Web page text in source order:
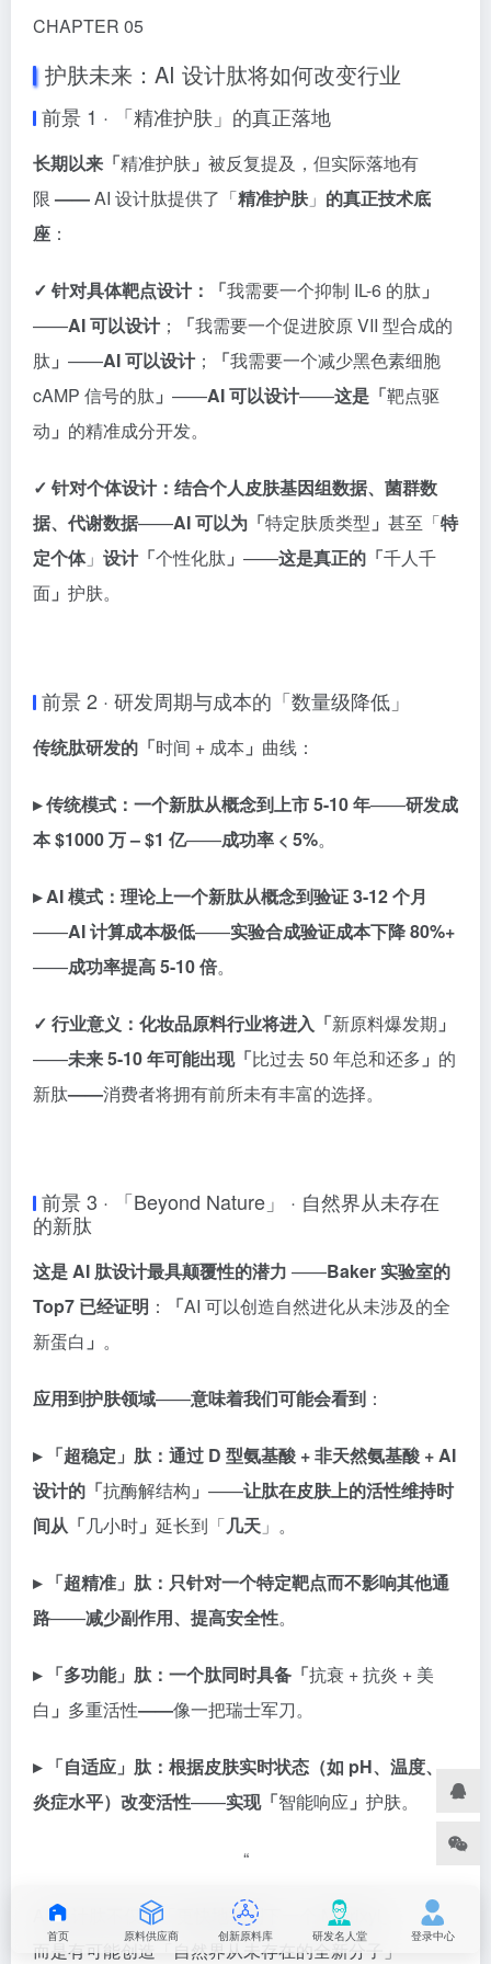
CHAPTER 05
护肤未来：AI 设计肽将如何改变行业
前景 1 · 「精准护肤」的真正落地
长期以来「精准护肤 」 被反复提及，但实际落地有
限 ——AI 设计肽提供了「精准护肤 」 的真正技术底
座 ：
✓ 针对具体靶点设计： 「我需要一个抑制 IL-6 的肽 」
——AI 可以设计； 「我需要一个促进胶原 VII 型合成的
肽 」 ——AI 可以设计； 「我需要一个减少黑色素细胞
cAMP 信号的肽 」 ——AI 可以设计——这是「靶点驱
动 」 的精准成分开发。
✓ 针对个体设计： 结合个人皮肤基因组数据、菌群数
据、代谢数据——AI 可以为「特定肤质类型 」 甚至「特
定个体」 设计「个性化肽 」 ——这是真正的「千人千
面 」 护肤。
前景 2 · 研发周期与成本的「数量级降低」
传统肽研发的「时间 + 成本 」 曲线：
▸ 传统模式： 一个新肽从概念到上市 5-10 年——研发成
本 $1000 万 – $1 亿——成功率 < 5%。
▸ AI 模式： 理论上一个新肽从概念到验证 3-12 个月
——AI 计算成本极低——实验合成验证成本下降 80%+
——成功率提高 5-10 倍。
✓ 行业意义： 化妆品原料行业将进入「新原料爆发期 」
——未来 5-10 年可能出现「比过去 50 年总和还多 」 的
新肽——消费者将拥有前所未有丰富的选择。
前景 3 · 「Beyond Nature」 · 自然界从未存在
的新肽
这是 AI 肽设计最具颠覆性的潜力 ——Baker 实验室的
Top7 已经证明 ： 「AI 可以创造自然进化从未涉及的全
新蛋白 」 。
应用到护肤领域——意味着我们可能会看到 ：
▸ 「超稳定」肽： 通过 D 型氨基酸 + 非天然氨基酸 + AI
设计的「抗酶解结构 」 ——让肽在皮肤上的活性维持时
间从「几小时 」 延长到「几天 」。
▸ 「超精准」肽： 只针对一个特定靶点而不影响其他通
路——减少副作用、提高安全性。
▸ 「多功能」肽： 一个肽同时具备「抗衰 + 抗炎 + 美
白 」 多重活性——像一把瑞士军刀。
▸ 「自适应」肽： 根据皮肤实时状态（如 pH、温度、
炎症水平）改变活性——实现「智能响应 」 护肤。
“
AI 设计肽不仅是「更快地找到下一个 Matrixyl」
而是有可能创造「自然界从未存在的全新分子」
首页 原料供应商 创新原料库 研发名人堂 登录中心